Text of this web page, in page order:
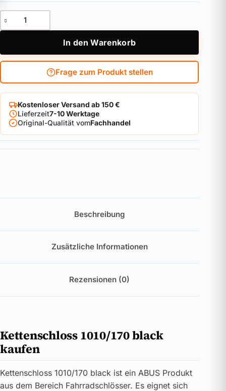
Kettenschloss 1010/170 black Menge
In den Warenkorb
Frage zum Produkt stellen
Kostenloser Versand ab 150 €
Lieferzeit7-10 Werktage
Original-Qualität vomFachhandel
Beschreibung
Zusätzliche Informationen
Rezensionen (0)
Kettenschloss 1010/170 black
kaufen
Kettenschloss 1010/170 black ist ein ABUS Produkt
aus dem Bereich Fahrradschlösser. Es eignet sich